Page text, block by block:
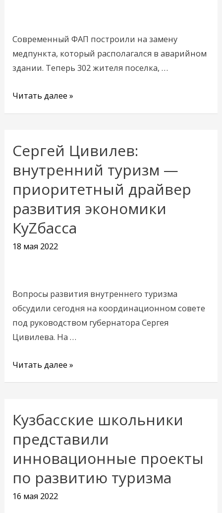
Современный ФАП построили на замену
медпункта, который располагался в аварийном
здании. Теперь 302 жителя поселка, …
Читать далее »
Сергей Цивилев:
внутренний туризм —
приоритетный драйвер
развития экономики
КуZбасса
18 мая 2022
Вопросы развития внутреннего туризма
обсудили сегодня на координационном совете
под руководством губернатора Сергея
Цивилева. На …
Сергей
Цивилев:
внутренний
туризм
—
приоритетный
драйвер
развития
Читать далее »
Кузбасские школьники
представили
инновационные проекты
по развитию туризма
16 мая 2022
Кузбасские
школьники
представили
инновационные
проекты
развитию